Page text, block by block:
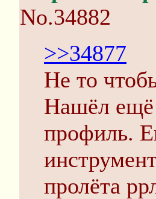
No.34882
>>34877
Не то
Нашёл ещё
профиль.
пролёта